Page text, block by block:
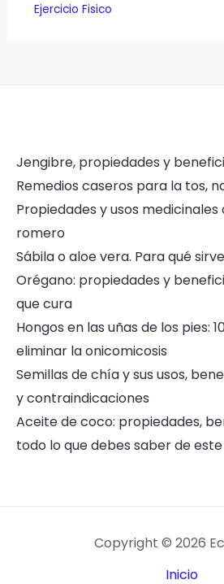
Ejercicio Fisico
Jengibre, propiedades y
Remedios caseros para la tos,
Propiedades y usos
romero
Sábila o aloe vera. Para qué
Orégano: propiedades y
que cura
Hongos en las uñas de los pies:
eliminar la onicomicosis
Semillas de chía y sus usos,
y contraindicaciones
Aceite de coco: propiedades,
todo lo que debes saber de
Copyright © 2026
Inicio